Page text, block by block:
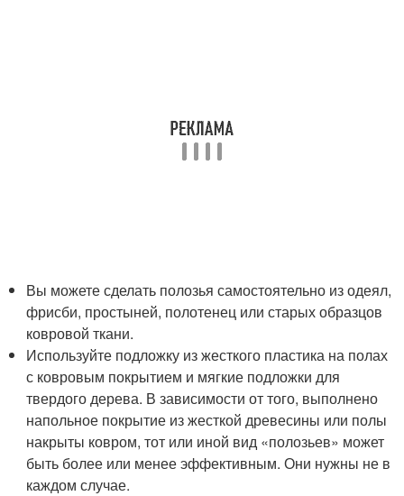
Вы можете сделать полозья самостоятельно из одеял,
фрисби, простыней, полотенец или старых образцов
ковровой ткани.
Используйте подложку из жесткого пластика на полах
с ковровым покрытием и мягкие подложки для
твердого дерева. В зависимости от того, выполнено
напольное покрытие из жесткой древесины или полы
накрыты ковром, тот или иной вид «полозьев» может
быть более или менее эффективным. Они нужны не в
каждом случае.